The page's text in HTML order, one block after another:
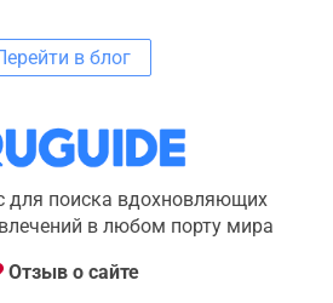
в блог
для поиска вдохновляющих
в любом порту мира
Отзыв о сайте